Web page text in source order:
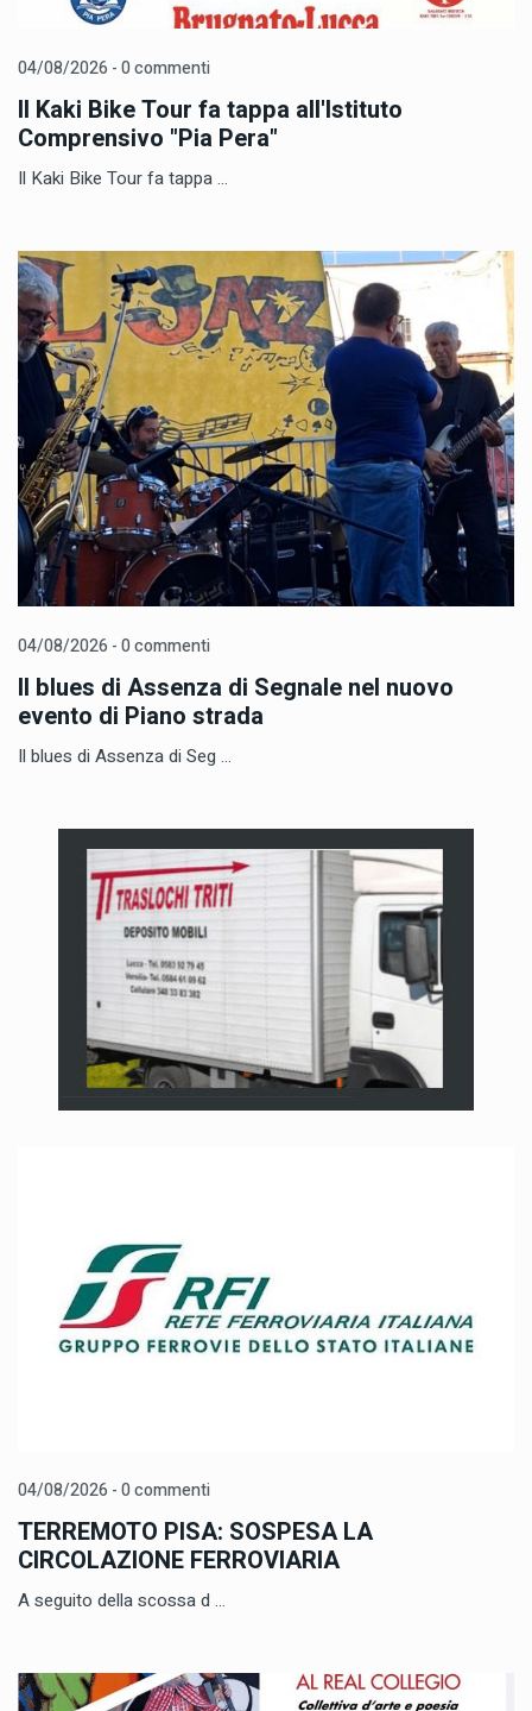
04/08/2026 - 0 commenti
Il Kaki Bike Tour fa tappa all'Istituto
Comprensivo "Pia Pera"
Il Kaki Bike Tour fa tappa ...
04/08/2026 - 0 commenti
Il blues di Assenza di Segnale nel nuovo
evento di Piano strada
Il blues di Assenza di Seg ...
04/08/2026 - 0 commenti
TERREMOTO PISA: SOSPESA LA
CIRCOLAZIONE FERROVIARIA
A seguito della scossa d ...